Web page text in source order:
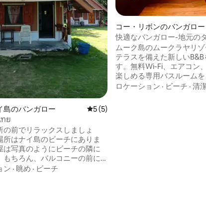
島のバンガロー レビュー5件、5つ星中5つ星の平均
5 (5)
ทย
の前でリラックスしましょ
所はナイ島のビーチにありま
は写真のようにビーチの隣に
もちろん、バルコニーの前に
囲気はとても素敵です。ど
ン · 眺め · ビーチ
コー・リボンのバンガロー
快適なバンガロー-地元の
から5分
ムーク島のムークラヤリ
テラスを備えた新しい
す。無料Wi-Fi、エアコン
楽しめる専用バスルーム
けます。 ファミリールー
ロケーション · ビーチ · 清